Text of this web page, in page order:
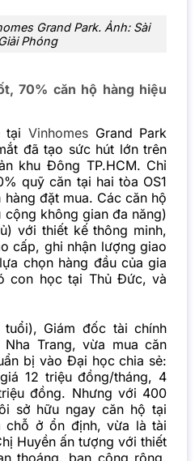
Grand Park. Ảnh: Sài
Phóng
70% căn hộ hàng hiệu
tại Vinhomes Grand Park
đã tạo sức hút lớn trên
khu Đông TP.HCM. Chỉ
quỹ căn tại hai tòa OS1
đặt mua. Các căn hộ
cộng không gian đa năng)
với thiết kế thông minh,
cấp, ghi nhận lượng giao
chọn hàng đầu của gia
con học tại Thủ Đức, và
tuổi), Giám đốc tài chính
Trang, vừa mua căn
bị vào Đại học chia sẻ:
12 triệu đồng/tháng, 4
đồng. Nhưng với 400
sở hữu ngay căn hộ tại
chỗ ở ổn định, vừa là tài
Huyền ấn tượng với thiết
thoáng, ban công rộng,